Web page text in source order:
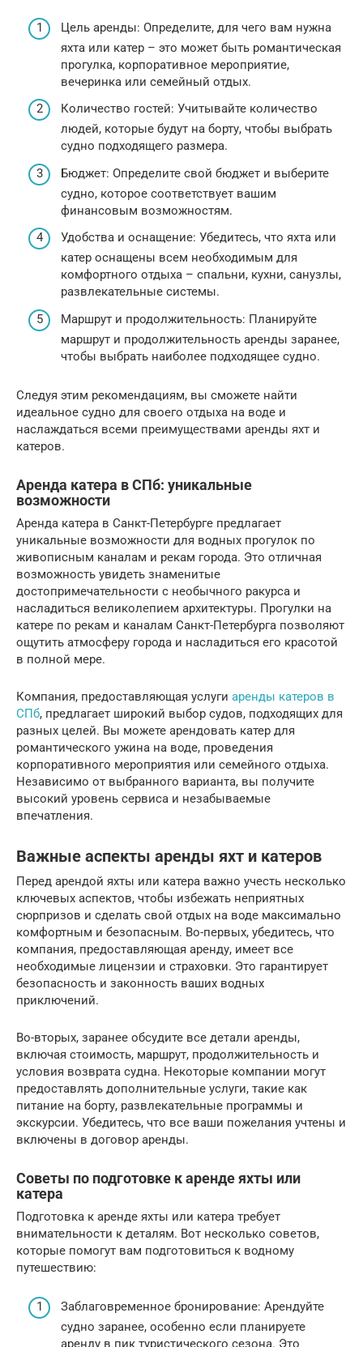
Цель аренды: Определите, для чего вам нужна
яхта или катер – это может быть романтическая
прогулка, корпоративное мероприятие,
вечеринка или семейный отдых.
Количество гостей: Учитывайте количество
людей, которые будут на борту, чтобы выбрать
судно подходящего размера.
Бюджет: Определите свой бюджет и выберите
судно, которое соответствует вашим
финансовым возможностям.
Удобства и оснащение: Убедитесь, что яхта или
катер оснащены всем необходимым для
комфортного отдыха – спальни, кухни, санузлы,
развлекательные системы.
Маршрут и продолжительность: Планируйте
маршрут и продолжительность аренды заранее,
чтобы выбрать наиболее подходящее судно.
Следуя этим рекомендациям, вы сможете найти
идеальное судно для своего отдыха на воде и
наслаждаться всеми преимуществами аренды яхт и
катеров.
Аренда катера в СПб: уникальные
возможности
Аренда катера в Санкт-Петербурге предлагает
уникальные возможности для водных прогулок по
живописным каналам и рекам города. Это отличная
возможность увидеть знаменитые
достопримечательности с необычного ракурса и
насладиться великолепием архитектуры. Прогулки на
катере по рекам и каналам Санкт-Петербурга позволяют
ощутить атмосферу города и насладиться его красотой
в полной мере.
Компания, предоставляющая услуги аренды катеров в
СПб, предлагает широкий выбор судов, подходящих для
разных целей. Вы можете арендовать катер для
романтического ужина на воде, проведения
корпоративного мероприятия или семейного отдыха.
Независимо от выбранного варианта, вы получите
высокий уровень сервиса и незабываемые
впечатления.
Важные аспекты аренды яхт и катеров
Перед арендой яхты или катера важно учесть несколько
ключевых аспектов, чтобы избежать неприятных
сюрпризов и сделать свой отдых на воде максимально
комфортным и безопасным. Во-первых, убедитесь, что
компания, предоставляющая аренду, имеет все
необходимые лицензии и страховки. Это гарантирует
безопасность и законность ваших водных
приключений.
Во-вторых, заранее обсудите все детали аренды,
включая стоимость, маршрут, продолжительность и
условия возврата судна. Некоторые компании могут
предоставлять дополнительные услуги, такие как
питание на борту, развлекательные программы и
экскурсии. Убедитесь, что все ваши пожелания учтены и
включены в договор аренды.
Советы по подготовке к аренде яхты или
катера
Подготовка к аренде яхты или катера требует
внимательности к деталям. Вот несколько советов,
которые помогут вам подготовиться к водному
путешествию:
Заблаговременное бронирование: Арендуйте
судно заранее, особенно если планируете
аренду в пик туристического сезона. Это